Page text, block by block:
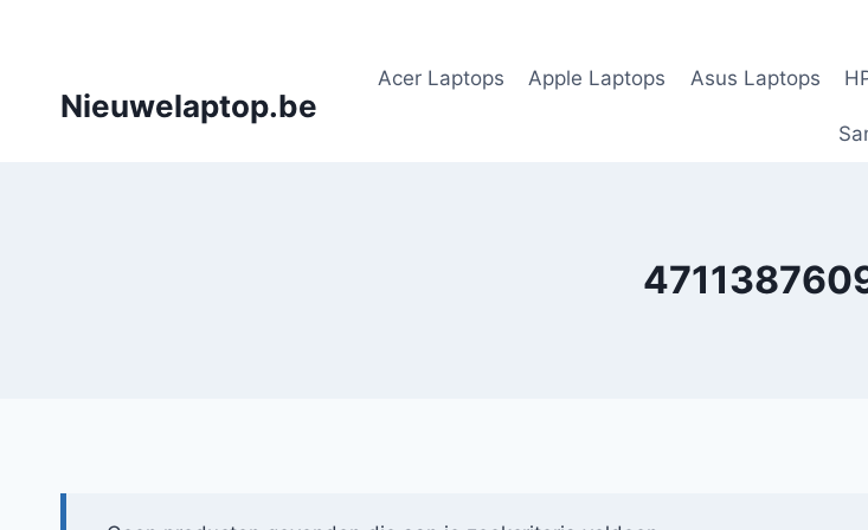
Nieuwelaptop.be
Acer Laptops Apple Laptops Asus Laptops